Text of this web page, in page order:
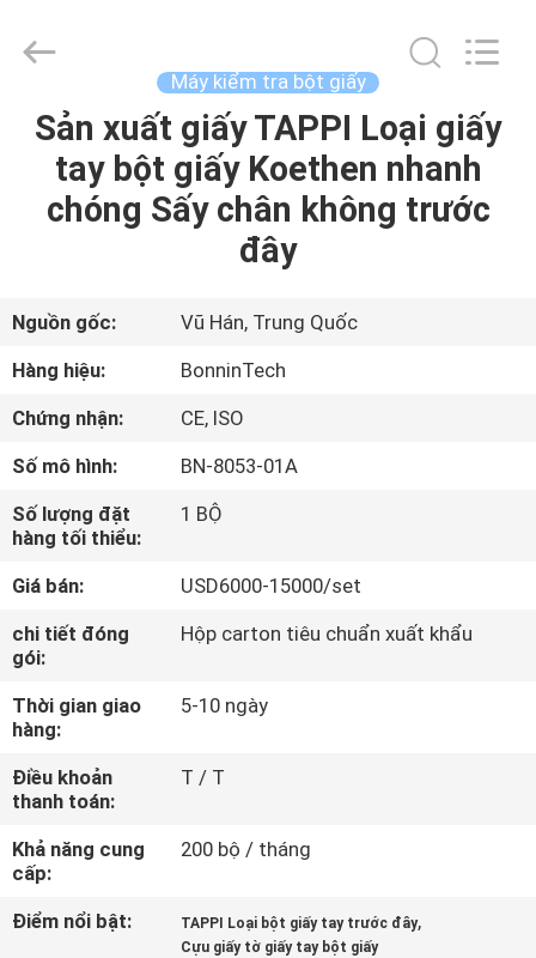
TRANG
CHỦ
PHẨM
VIDEO
VỀ
CHÚNG
TÔI
THAM
QUAN
NHÀ
MÁY
KIỂM
SOÁT
CHẤT
nghiệm
Copyright
Reserved.
Developed
Máy kiểm tra bột giấy
Sản xuất giấy TAPPI Loại giấy
tay bột giấy Koethen nhanh
chóng Sấy chân không trước
đây
Nguồn gốc:
Vũ Hán, Trung Quốc
Hàng hiệu:
BonninTech
Chứng nhận:
CE, ISO
Số mô hình:
BN-8053-01A
Số lượng đặt
hàng tối thiểu:
1 BỘ
Giá bán:
USD6000-15000/set
chi tiết đóng
gói:
Hộp carton tiêu chuẩn xuất khẩu
Thời gian giao
hàng:
5-10 ngày
Điều khoản
thanh toán:
T / T
Khả năng cung
cấp:
200 bộ / tháng
Điểm nổi bật: TAPPI Loại bột giấy tay trước đây,
Cựu giấy tờ giấy tay bột giấy